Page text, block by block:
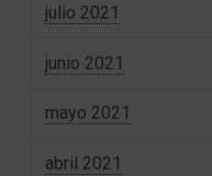
julio 2021
junio 2021
mayo 2021
abril 2021